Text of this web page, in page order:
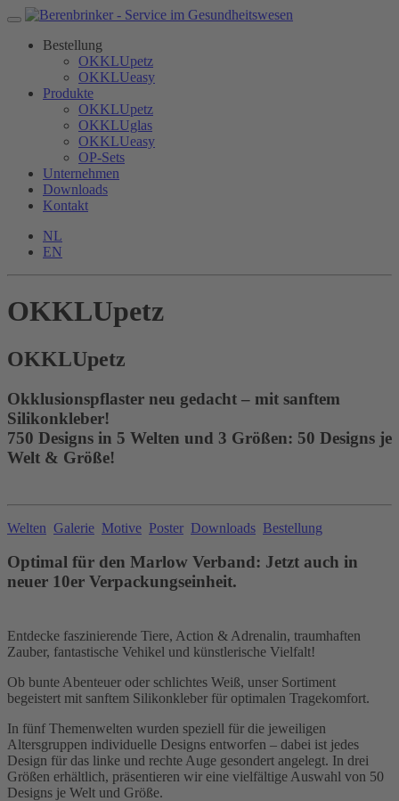
Bestellung
OKKLUpetz
OKKLUeasy
Produkte
OKKLUpetz
OKKLUglas
OKKLUeasy
OP-Sets
Unternehmen
Downloads
Kontakt
NL
EN
OKKLUpetz
OKKLUpetz
Okklusionspflaster neu gedacht – mit sanftem
Silikonkleber!
750 Designs in 5 Welten und 3 Größen: 50 Designs je
Welt & Größe!
Welten Galerie Motive Poster Downloads Bestellung
Optimal für den Marlow Verband: Jetzt auch in
neuer 10er Verpackungseinheit.
Entdecke faszinierende Tiere, Action & Adrenalin, traumhaften
Zauber, fantastische Vehikel und künstlerische Vielfalt!
Ob bunte Abenteuer oder schlichtes Weiß, unser Sortiment
begeistert mit sanftem Silikonkleber für optimalen Tragekomfort.
In fünf Themenwelten wurden speziell für die jeweiligen
Altersgruppen individuelle Designs entworfen – dabei ist jedes
Design für das linke und rechte Auge gesondert angelegt. In drei
Größen erhältlich, präsentieren wir eine vielfältige Auswahl von 50
Designs je Welt und Größe.